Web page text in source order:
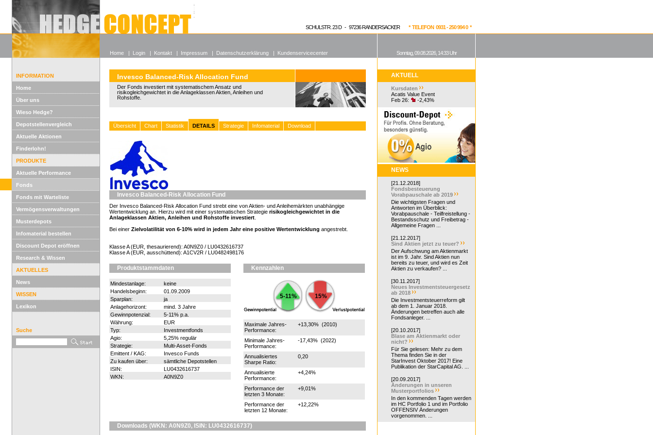
Alle offenen Fonds
Wieso Hedgefonds?
SCHULSTR. 23 D - 97236 RANDERSACKER * TELEFON 0931 - 250 994 0 *
INFORMATION
Home
Über uns
Wieso Hedge?
Depotstellenvergleich
Aktuelle Aktionen
Finderlohn!
PRODUKTE
Aktuelle Performance
Fonds
Fonds mit Warteliste
Vermögensverwaltungen
Musterdepots
Infomaterial bestellen
Discount Depot eröffnen
Research & Wissen
AKTUELLES
News
WISSEN
Lexikon
Suche
Invesco Balanced-Risk Allocation Fund
Der Fonds investiert mit systematischem Ansatz und
risikogleichgewichtet in die Anlageklassen Aktien, Anleihen und
Rohstoffe.
Übersicht Chart Statistik DETAILS Strategie Infomaterial Download
Invesco Balanced-Risk Allocation Fund
Der Invesco Balanced-Risk Allocation Fund strebt eine von Aktien- und Anleihemärkten unabhängige
Wertentwicklung an. Hierzu wird mit einer systematischen Strategie risikogleichgewichtet in die
Anlageklassen Aktien, Anleihen und Rohstoffe investiert
Bei einer Zielvolatilität von 6-10% wird in jedem Jahr eine positive Wertentwicklung angestrebt.
Klasse A (EUR, thesaurierend): A0N9Z0 / LU0432616737
Klasse A (EUR, ausschüttend): A1CV2R / LU0482498176
Produktstammdaten
Mindestanlage:
keine
Handelsbeginn:
01.09.2009
Sparplan:
ja
Anlagehorizont:
mind. 3 Jahre
Gewinnpotenzial:
5-11% p.a.
Währung:
EUR
Typ:
Investmentfonds
Agio:
5,25% regulär
Strategie:
Multi-Asset-Fonds
Emittent / KAG:
Invesco Funds
Zu kaufen über:
sämtliche Depotstellen
ISIN:
LU0432616737
WKN:
A0N9Z0
Kennzahlen
5-11% 15%
Maximale Jahres-
Performance:
+13,30% (2010)
Minimale Jahres-
Performance:
-17,43% (2022)
Annualisiertes
Sharpe Ratio:
0,20
Annualisierte
Performance:
+4,24%
Performance der
letzten 3 Monate:
+9,01%
Performance der
letzten 12 Monate:
+12,22%
Downloads (WKN: A0N9Z0, ISIN: LU0432616737)
AKTUELL
Kursdaten
Acatis Value Event
Feb 26:
-2,43%
NEWS
[21.12.2018]
Fondsbesteuerung
Vorabpauschale ab 2019
Die wichtigsten Fragen und
Antworten im Überblick:
Vorabpauschale - Teilfreistellung -
Bestandsschutz und Freibetrag -
Allgemeine Fragen ...
[21.12.2017]
Sind Aktien jetzt zu teuer?
Der Aufschwung am Aktienmarkt
ist im 9. Jahr. Sind Aktien nun
bereits zu teuer, und wird es Zeit
Aktien zu verkaufen? ...
[30.11.2017]
Neues Investmentsteuergesetz
ab 2018
Die Investmentsteuerreform gilt
ab dem 1. Januar 2018.
Änderungen betreffen auch alle
Fondsanleger. ...
[20.10.2017]
Blase am Aktienmarkt oder
nicht?
Für Sie gelesen: Mehr zu dem
Thema finden Sie in der
StarInvest Oktober 2017! Eine
Publikation der StarCapital AG. ...
[20.09.2017]
Änderungen in unseren
Musterportfolios
In den kommenden Tagen werden
im HC Portfolio 1 und im Portfolio
OFFENSIV Änderungen
vorgenommen. ...
Home | Login | Kontakt | Impressum | Datenschutzerklärung | Kundenservicecenter Sonntag, 09.08.2026, 14:33 Uhr